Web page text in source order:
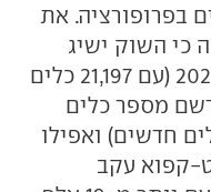
בפרופורציה. את
כי השוק ישיג
בשנה הנוכחית, עברנו עוד ב-2022 (עם 21,197 כלים
למעשה, גם ב-2021 נרשם מספר כלים
גדול מהשנה (20,718 כלים חדשים) ואפילו
קפוא עקב